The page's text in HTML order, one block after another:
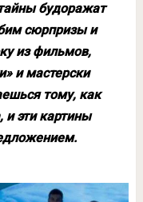
будоражат
сюрпризы и
из фильмов,
и мастерски
тому, как
и эти картины